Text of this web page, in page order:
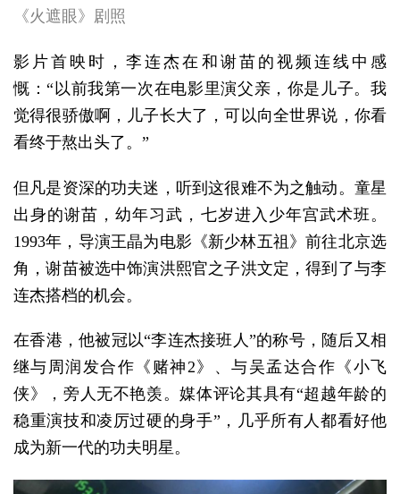
《火遮眼》剧照
影片首映时，李连杰在和谢苗的视频连线中感
慨：“以前我第一次在电影里演父亲，你是儿子。我
觉得很骄傲啊，儿子长大了，可以向全世界说，你看
看终于熬出头了。”
但凡是资深的功夫迷，听到这很难不为之触动。童星
出身的谢苗，幼年习武，七岁进入少年宫武术班。
1993年，导演王晶为电影《新少林五祖》前往北京选
角，谢苗被选中饰演洪熙官之子洪文定，得到了与李
连杰搭档的机会。
在香港，他被冠以“李连杰接班人”的称号，随后又相
继与周润发合作《赌神2》、与吴孟达合作《小飞
侠》，旁人无不艳羡。媒体评论其具有“超越年龄的
稳重演技和凌厉过硬的身手”，几乎所有人都看好他
成为新一代的功夫明星。